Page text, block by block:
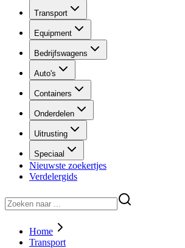
Transport
Equipment
Bedrijfswagens
Auto's
Containers
Onderdelen
Uitrusting
Speciaal
Nieuwste zoekertjes
Verdelergids
Home
Transport